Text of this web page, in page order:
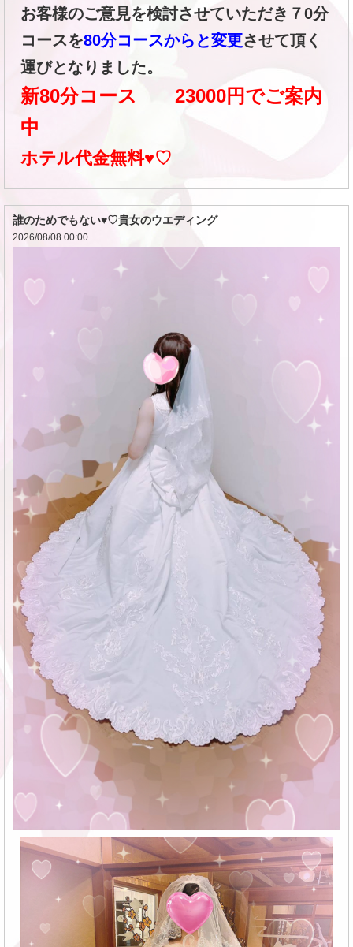
お客様のご意見を検討させていただき ７0分
コースを80分コースからと変更させて頂く
運びとなりました。
新80分コース 23000円でご案内
中
ホテル代金無料♥♡
誰のためでもない♥♡貴女のウエディング
2026/08/08 00:00